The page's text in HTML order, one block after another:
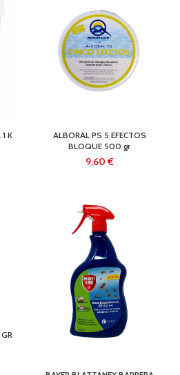
K
ALBORAL PS 5 EFECTOS
BLOQUE 500 gr
€